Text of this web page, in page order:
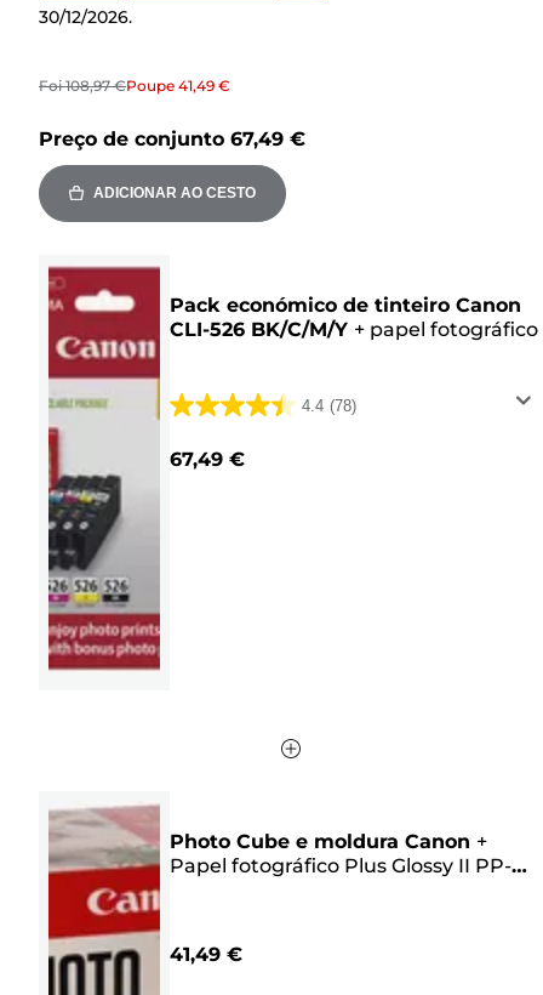
30/12/2026.
Foi108,97 €Poupe 41,49 €
Preço de conjunto 67,49 €
ADICIONAR AO CESTO
Pack económico de tinteiro Canon
CLI-526 BK/C/M/Y + papel fotográfico
4.4 (78)
4.4
em
67,49 €
Photo Cube e moldura Canon +
Papel fotográfico Plus Glossy II PP-
41,49 €